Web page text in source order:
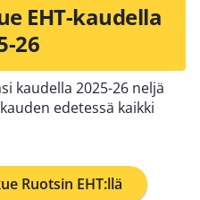
EHT-kaudella
26
kaudella 2025-26 neljä
edetessä kaikki
Ruotsin EHT:llä